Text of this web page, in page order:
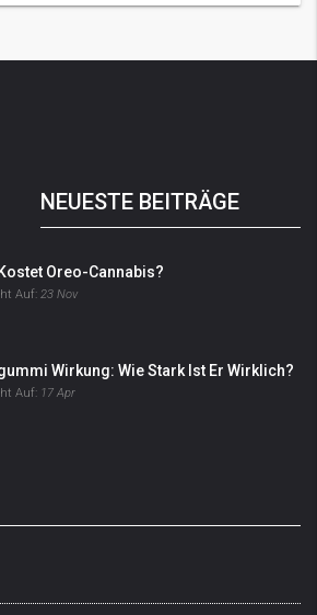
NEUESTE BEITRÄGE
Oreo-Cannabis?
Auf: 23 Nov
Wirkung: Wie Stark Ist Er Wirklich?
Auf: 17 Apr